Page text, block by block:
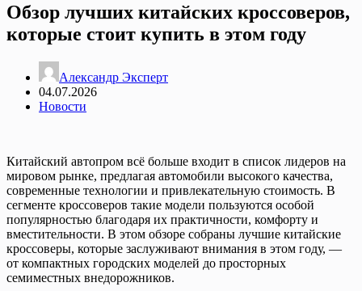
Обзор лучших китайских кроссоверов,
которые стоит купить в этом году
Александр Эксперт
04.07.2026
Новости
Китайский автопром всё больше входит в список лидеров на
мировом рынке, предлагая автомобили высокого качества,
современные технологии и привлекательную стоимость. В
сегменте кроссоверов такие модели пользуются особой
популярностью благодаря их практичности, комфорту и
вместительности. В этом обзоре собраны лучшие китайские
кроссоверы, которые заслуживают внимания в этом году, —
от компактных городских моделей до просторных
семиместных внедорожников.